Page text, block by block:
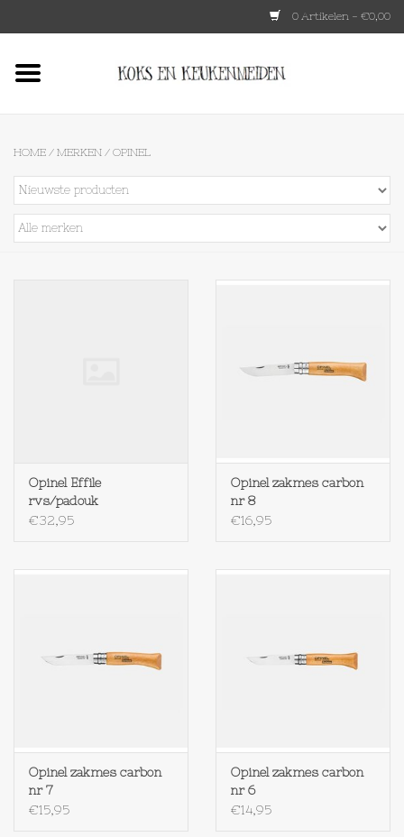
0 Artikelen - €0,00
Le Creuset
Tokyo design
Koffie & Thee
Cadeaubon
HOME / MERKEN / OPINEL
Opinel Effile
rvs/padouk
€32,95
Opinel zakmes carbon
nr 8
€16,95
Opinel zakmes carbon
nr 7
€15,95
Opinel zakmes carbon
nr 6
€14,95